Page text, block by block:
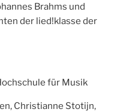
Brahms und
der lied!klasse der
für Musik
Christianne Stotijn,